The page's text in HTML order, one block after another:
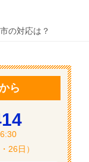
の対応は？
ら
26日）